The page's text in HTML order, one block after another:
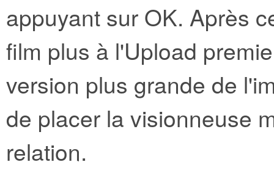
appuyant sur OK. Après
film plus à l'Upload
version plus grande de
de placer la visionneuse
relation.